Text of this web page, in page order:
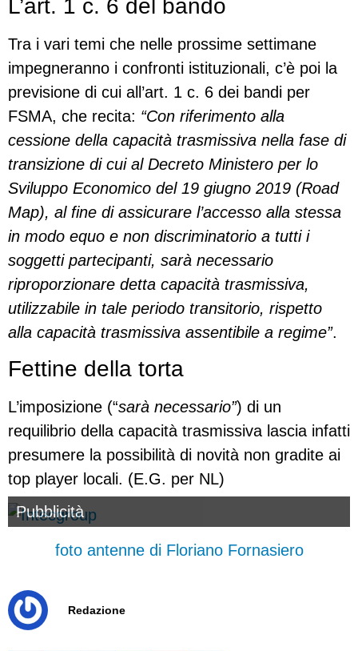
L’art. 1 c. 6 del bando
Tra i vari temi che nelle prossime settimane
impegneranno i confronti istituzionali, c’è poi la
previsione di cui all’art. 1 c. 6 dei bandi per
FSMA, che recita: “Con riferimento alla
cessione della capacità trasmissiva nella fase di
transizione di cui al Decreto Ministero per lo
Sviluppo Economico del 19 giugno 2019 (Road
Map), al fine di assicurare l’accesso alla stessa
in modo equo e non discriminatorio a tutti i
soggetti partecipanti, sarà necessario
riproporzionare detta capacità trasmissiva,
utilizzabile in tale periodo transitorio, rispetto
alla capacità trasmissiva assentibile a regime”.
Fettine della torta
L’imposizione (“sarà necessario”) di un
requilibrio della capacità trasmissiva lascia infatti
presumere la possibilità di novità non gradite ai
top player locali. (E.G. per NL)
Pubblicità
foto antenne di Floriano Fornasiero
Redazione